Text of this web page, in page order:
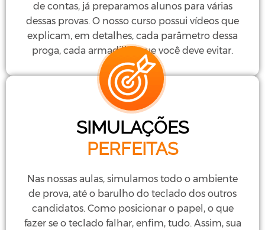
de contas, já preparamos alunos para várias
dessas provas. O nosso curso possui vídeos que
explicam, em detalhes, cada parâmetro dessa
proga, cada armadilha que você deve evitar.
SIMULAÇÕES
PERFEITAS
Nas nossas aulas, simulamos todo o ambiente
de prova, até o barulho do teclado dos outros
candidatos. Como posicionar o papel, o que
fazer se o teclado falhar, enfim, tudo. Assim, sua